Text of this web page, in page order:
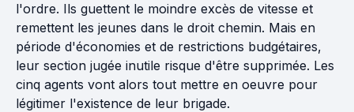
l'ordre. Ils guettent le moindre excès de vitesse et
remettent les jeunes dans le droit chemin. Mais en
période d'économies et de restrictions budgétaires,
leur section jugée inutile risque d'être supprimée. Les
cinq agents vont alors tout mettre en oeuvre pour
légitimer l'existence de leur brigade.